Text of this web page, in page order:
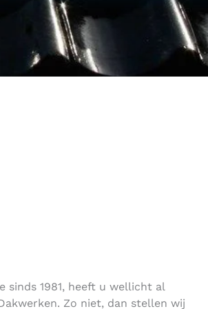
sinds 1981, heeft u wellicht al
Zo niet, dan stellen wij